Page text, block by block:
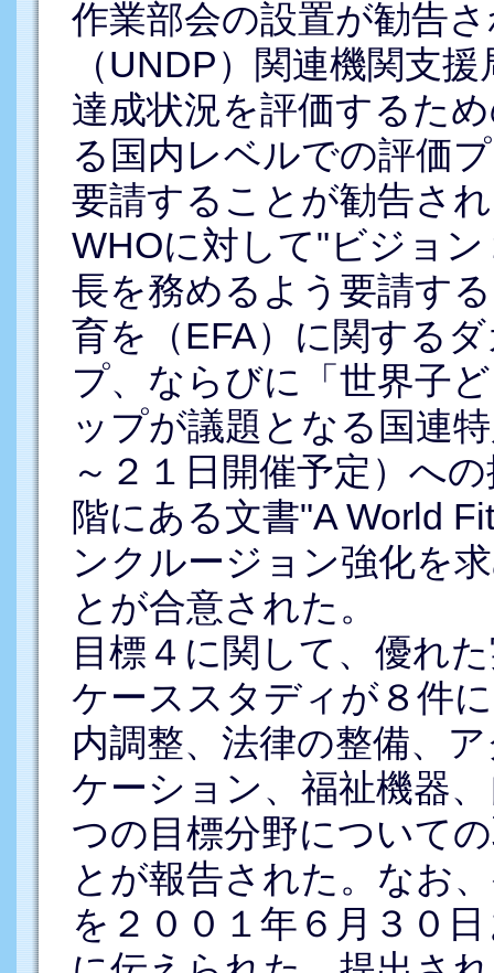
作業部会の設置が勧告
（UNDP）関連機関支
達成状況を評価するた
る国内レベルでの評価
要請することが勧告さ
WHOに対して"ビジョ
長を務めるよう要請す
育を（EFA）に関する
プ、ならびに「世界子
ップが議題となる国連
～２１日開催予定）へ
階にある文書"A World
ンクルージョン強化を
とが合意された。
目標４に関して、優れ
ケーススタディが８件
内調整、法律の整備、
ケーション、福祉機器
つの目標分野について
とが報告された。なお
を２００１年６月３０